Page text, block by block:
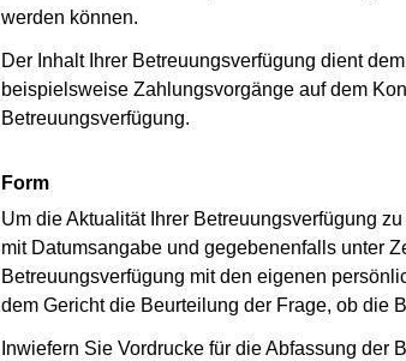
werden können.
Der Inhalt Ihrer Betreuungsverfügung dient
beispielsweise Zahlungsvorgänge auf dem
Betreuungsverfügung.
Form
Um die Aktualität Ihrer Betreuungsverfügung
mit Datumsangabe und gegebenenfalls unter
Betreuungsverfügung mit den eigenen
dem Gericht die Beurteilung der Frage, ob die
Inwiefern Sie Vordrucke für die Abfassung